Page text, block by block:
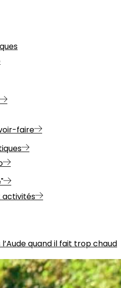
faire
activités
quand il fait trop chaud